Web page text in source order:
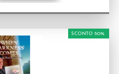
SCONTO 50%